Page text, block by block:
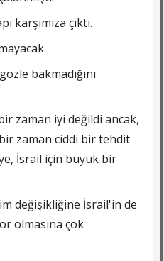
karşımıza çıktı.
bakmadığını
zaman iyi değildi ancak,
zaman ciddi bir tehdit
İsrail için büyük bir
değişikliğine İsrail'in de
olmasına çok